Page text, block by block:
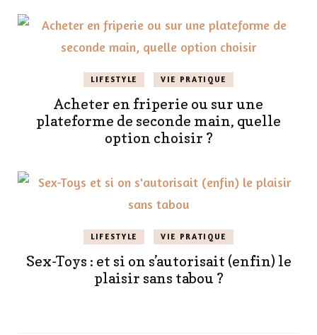
LIFESTYLE VIE PRATIQUE
Acheter en friperie ou sur une
plateforme de seconde main, quelle
option choisir ?
LIFESTYLE VIE PRATIQUE
Sex-Toys : et si on s’autorisait (enfin) le
plaisir sans tabou ?